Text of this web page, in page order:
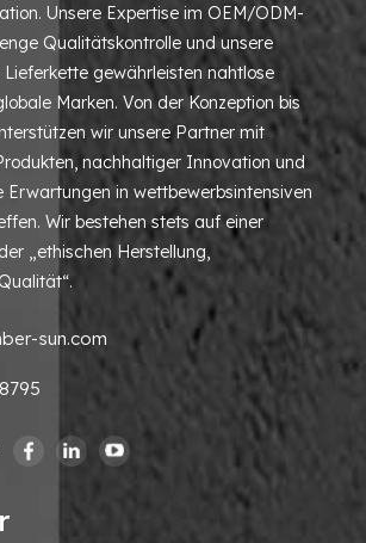
Unsere Expertise im OEM/ODM-
Qualitätskontrolle und unsere
gewährleisten nahtlose
Marken. Von der Konzeption bis
wir unsere Partner mit
nachhaltiger Innovation und
Erwartungen in wettbewerbsintensiven
Wir bestehen stets auf einer
„ethischen Herstellung,
sun.com